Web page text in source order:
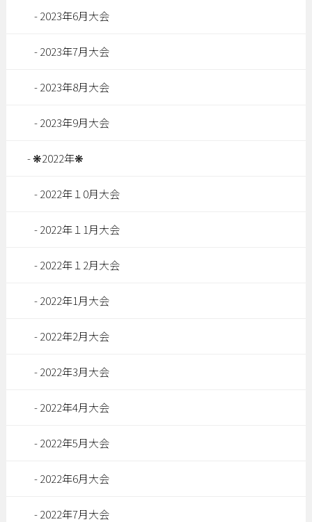
2023年6月大会
2023年7月大会
2023年8月大会
2023年9月大会
❋2022年❋
2022年１0月大会
2022年１1月大会
2022年１2月大会
2022年1月大会
2022年2月大会
2022年3月大会
2022年4月大会
2022年5月大会
2022年6月大会
2022年7月大会